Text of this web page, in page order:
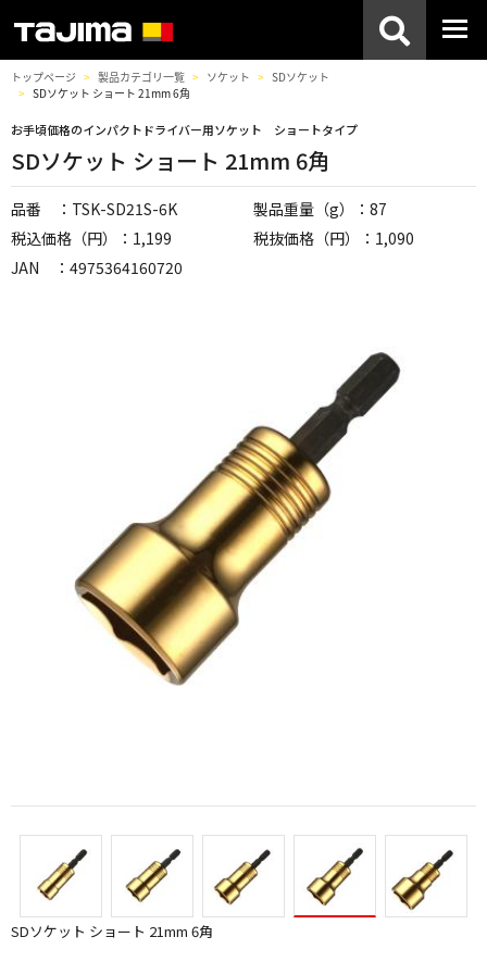
トップページ 製品カテゴリ一覧 ソケット
SDソケット
SDソケット ショート 21mm 6角
お手頃価格のインパクトドライバー用ソケット ショートタイプ
SDソケット ショート 21mm 6角
品番 ：TSK-SD21S-6K
製品重量（g）：87
税込価格（円）：1,199
税抜価格（円）：1,090
JAN ：4975364160720
SDソケット ショート 21mm 6角